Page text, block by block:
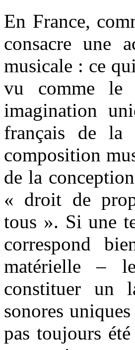
En France,
consacre une
musicale : ce
vu comme le
imagination
français de la
composition
de la
« droit de
tous ». Si une
correspond
matérielle –
constituer un
sonores
pas toujours